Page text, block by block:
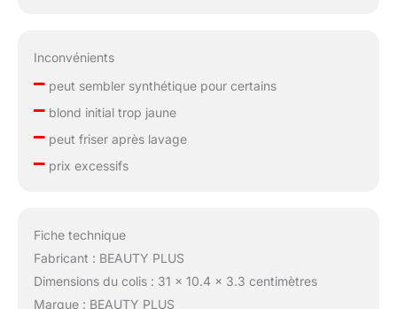
Inconvénients
–peut sembler synthétique pour certains
–blond initial trop jaune
–peut friser après lavage
–prix excessifs
Fiche technique
Fabricant : BEAUTY PLUS
Dimensions du colis : 31 x 10.4 x 3.3 centimètres
Marque : BEAUTY PLUS